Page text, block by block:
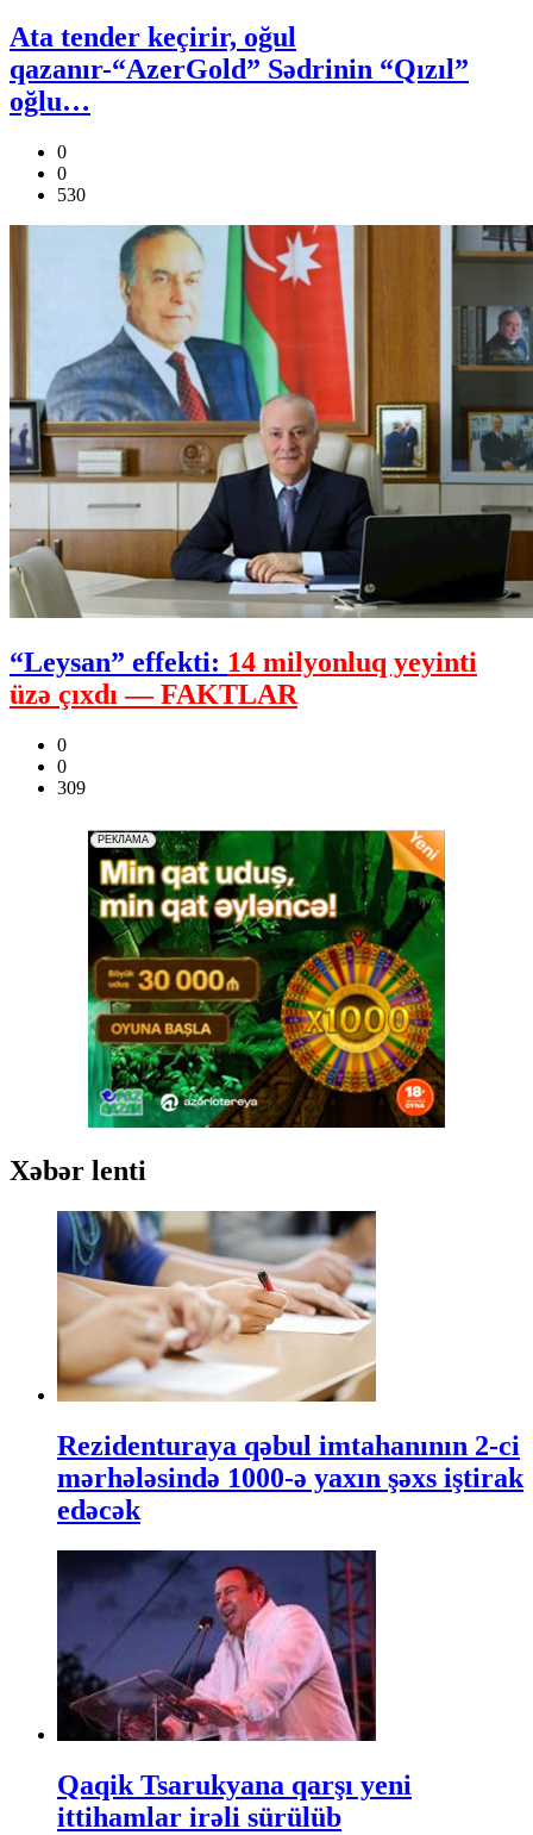
Ata tender keçirir, oğul
qazanır-“AzerGold” Sədrinin “Qızıl”
oğlu…
0
0
530
“Leysan” effekti: 14 milyonluq yeyinti
üzə çıxdı — FAKTLAR
0
0
309
Xəbər lenti
Rezidenturaya qəbul imtahanının 2-ci
mərhələsində 1000-ə yaxın şəxs iştirak
edəcək
Qaqik Tsarukyana qarşı yeni
ittihamlar irəli sürülüb